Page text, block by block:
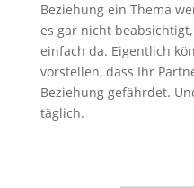
Beziehung ein Thema
es gar nicht
einfach da. Eigentlich
vorstellen, dass Ihr
Beziehung gefährdet.
täglich.